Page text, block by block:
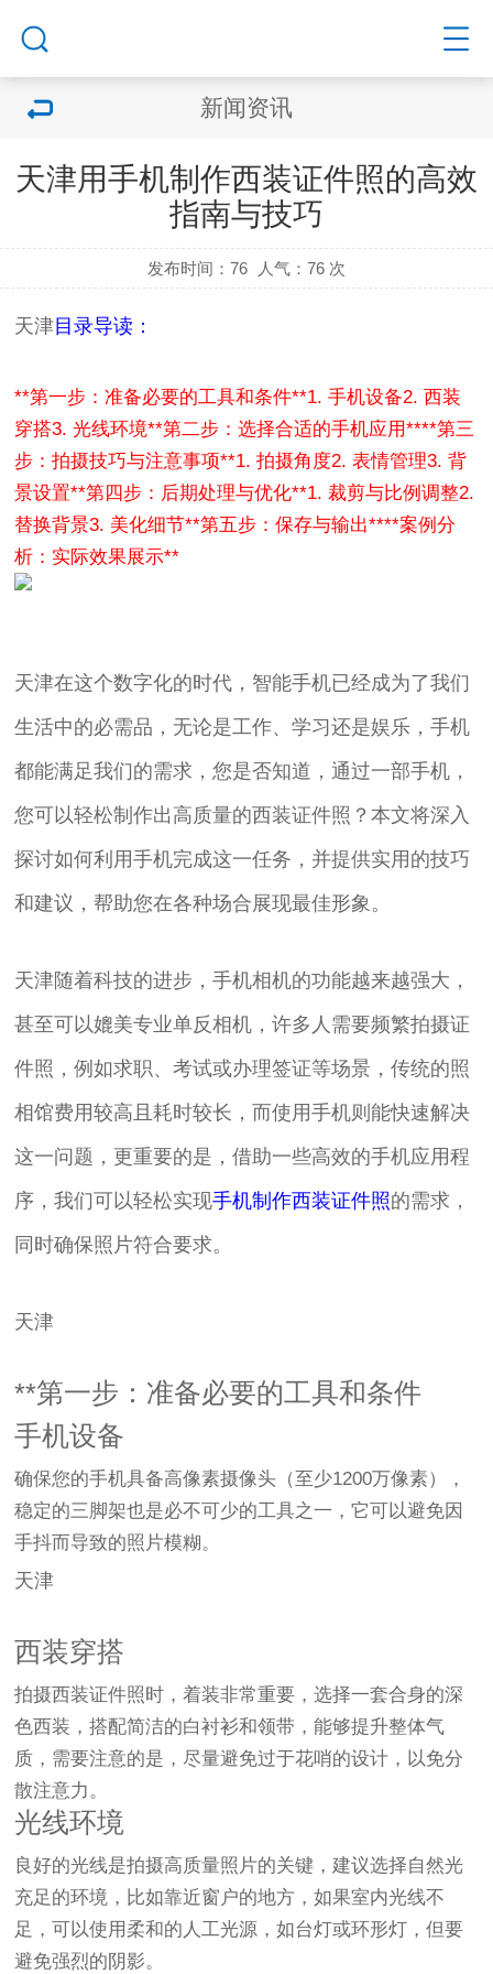
新闻资讯
天津用手机制作西装证件照的高效
指南与技巧
发布时间：76 人气： 76 次
天津目录导读：
**第一步：准备必要的工具和条件**1. 手机设备2. 西装
穿搭3. 光线环境**第二步：选择合适的手机应用****第三
步：拍摄技巧与注意事项**1. 拍摄角度2. 表情管理3. 背
景设置**第四步：后期处理与优化**1. 裁剪与比例调整2.
替换背景3. 美化细节**第五步：保存与输出****案例分
析：实际效果展示**
天津在这个数字化的时代，智能手机已经成为了我们
生活中的必需品，无论是工作、学习还是娱乐，手机
都能满足我们的需求，您是否知道，通过一部手机，
您可以轻松制作出高质量的西装证件照？本文将深入
探讨如何利用手机完成这一任务，并提供实用的技巧
和建议，帮助您在各种场合展现最佳形象。
天津随着科技的进步，手机相机的功能越来越强大，
甚至可以媲美专业单反相机，许多人需要频繁拍摄证
件照，例如求职、考试或办理签证等场景，传统的照
相馆费用较高且耗时较长，而使用手机则能快速解决
这一问题，更重要的是，借助一些高效的手机应用程
序，我们可以轻松实现手机制作西装证件照的需求，
同时确保照片符合要求。
天津
**第一步：准备必要的工具和条件
手机设备
确保您的手机具备高像素摄像头（至少1200万像素），
稳定的三脚架也是必不可少的工具之一，它可以避免因
手抖而导致的照片模糊。
天津
西装穿搭
拍摄西装证件照时，着装非常重要，选择一套合身的深
色西装，搭配简洁的白衬衫和领带，能够提升整体气
质，需要注意的是，尽量避免过于花哨的设计，以免分
散注意力。
光线环境
良好的光线是拍摄高质量照片的关键，建议选择自然光
充足的环境，比如靠近窗户的地方，如果室内光线不
足，可以使用柔和的人工光源，如台灯或环形灯，但要
避免强烈的阴影。